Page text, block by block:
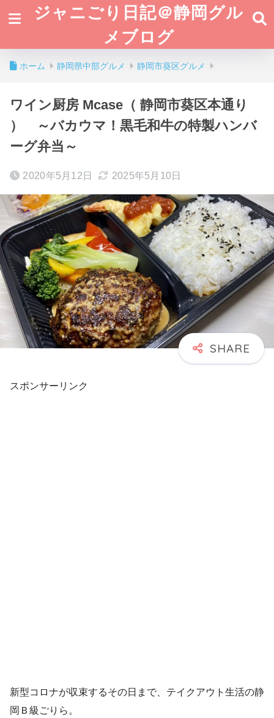
ジャニごり日記＠静岡グル
メブログ
ホーム 静岡県中部グルメ 静岡市葵区グルメ
ワイン厨房 Mcase（ 静岡市葵区本通り
） ～バカウマ！黒毛和牛の特製ハンバ
ーグ弁当～
2020年5月12日 2025年5月10日
スポンサーリンク
新型コロナが収束するその日まで、テイクアウト生活の静
岡Ｂ級ごりら。